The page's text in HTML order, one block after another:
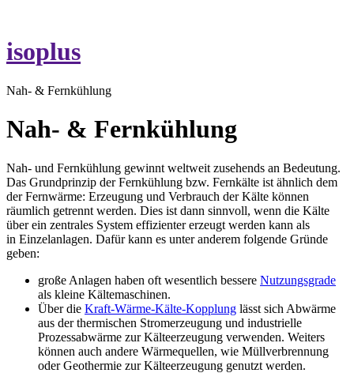
isoplus
Nah- & Fernkühlung
Nah- & Fernkühlung
Nah- und Fernkühlung gewinnt weltweit zusehends an Bedeutung.
Das Grundprinzip der Fernkühlung bzw. Fernkälte ist ähnlich dem
der Fernwärme: Erzeugung und Verbrauch der Kälte können
räumlich getrennt werden. Dies ist dann sinnvoll, wenn die Kälte
über ein zentrales System effizienter erzeugt werden kann als
in Einzelanlagen. Dafür kann es unter anderem folgende Gründe
geben:
große Anlagen haben oft wesentlich bessere Nutzungsgrade
als kleine Kältemaschinen.
Über die Kraft-Wärme-Kälte-Kopplung lässt sich Abwärme
aus der thermischen Stromerzeugung und industrielle
Prozessabwärme zur Kälteerzeugung verwenden. Weiters
können auch andere Wärmequellen, wie Müllverbrennung
oder Geothermie zur Kälteerzeugung genutzt werden.